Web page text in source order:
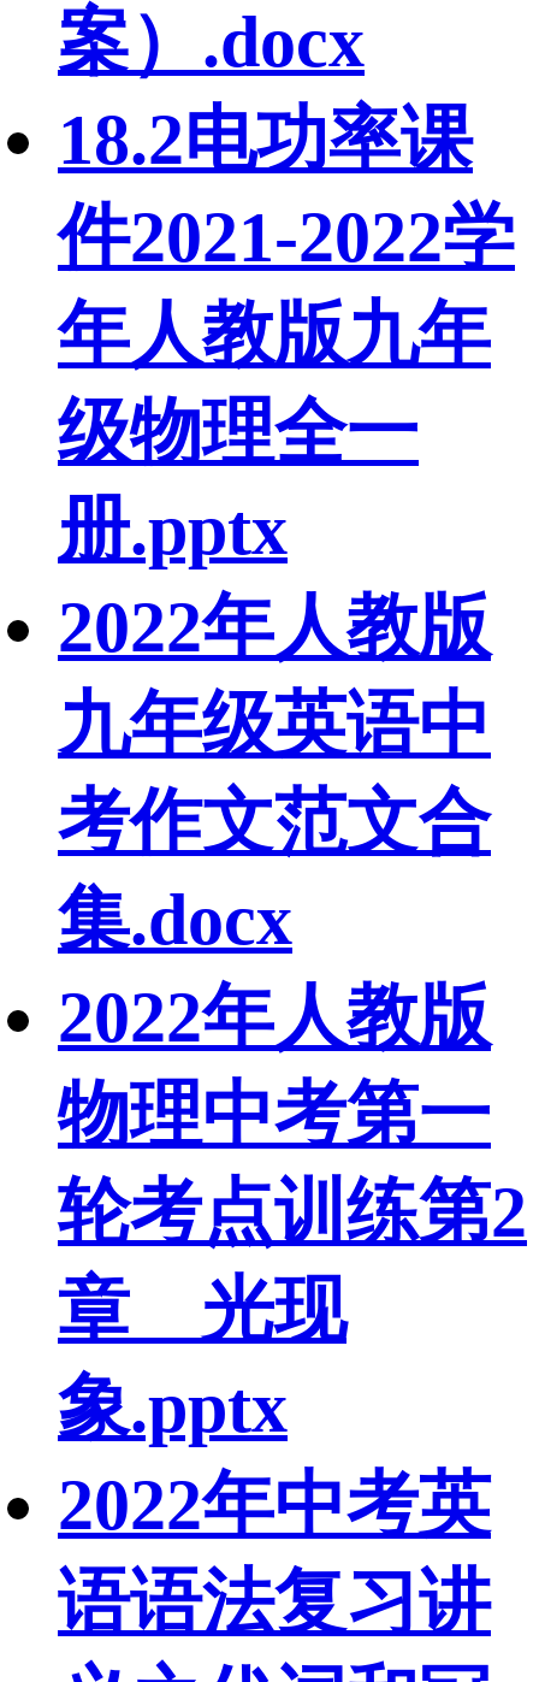
案）.docx
18.2电功率课
件2021-2022学
年人教版九年
级物理全一
册.pptx
2022年人教版
九年级英语中
考作文范文合
集.docx
2022年人教版
物理中考第一
轮考点训练第2
章 光现
象.pptx
2022年中考英
语语法复习讲